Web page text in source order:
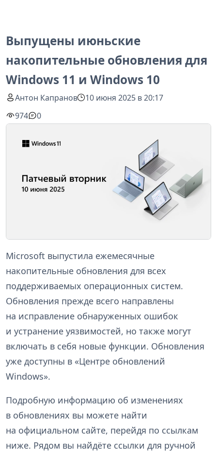
Выпущены июньские
накопительные обновления для
Windows 11 и Windows 10
Антон Капранов
10 июня 2025 в 20:17
974
0
Microsoft выпустила ежемесячные
накопительные обновления для всех
поддерживаемых операционных систем.
Обновления прежде всего направлены
на исправление обнаруженных ошибок
и устранение уязвимостей, но также могут
включать в себя новые функции. Обновления
уже доступны в «Центре обновлений
Windows».
Подробную информацию об изменениях
в обновлениях вы можете найти
на официальном сайте, перейдя по ссылкам
ниже. Рядом вы найдёте ссылки для ручной